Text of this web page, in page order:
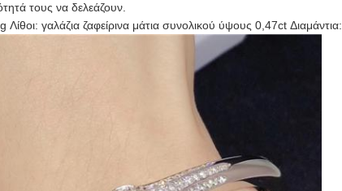
τους να δελεάζουν.
γαλάζια ζαφείρινα μάτια συνολικού ύψους 0,47ct